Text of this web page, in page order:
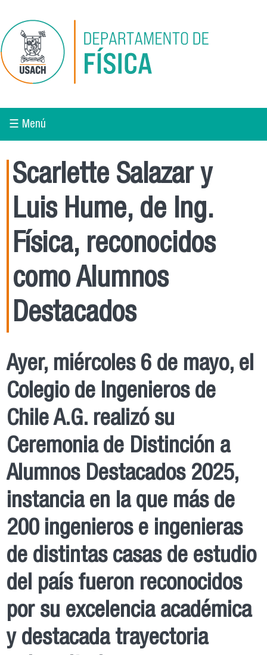
☰ Menú
Scarlette Salazar y
Luis Hume, de Ing.
Física, reconocidos
como Alumnos
Destacados
Ayer, miércoles 6 de mayo, el
Colegio de Ingenieros de
Chile A.G. realizó su
Ceremonia de Distinción a
Alumnos Destacados 2025,
instancia en la que más de
200 ingenieros e ingenieras
de distintas casas de estudio
del país fueron reconocidos
por su excelencia académica
y destacada trayectoria